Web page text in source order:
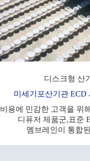
디스크형 산
미세기포산기관 ECD
비용에 민감한 고객을 위
디퓨저 제품군,표준
멤브레인이 통합